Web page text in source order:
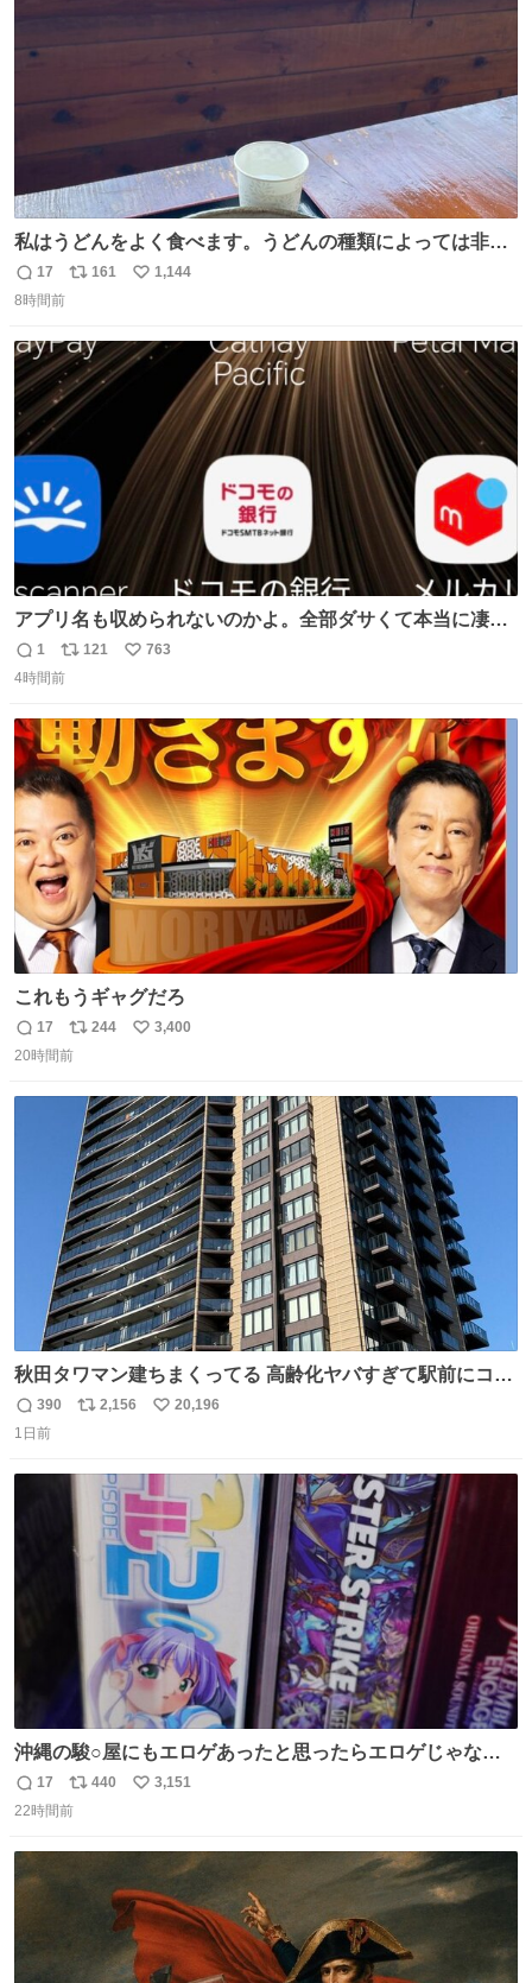
私はうどんをよく食べます。うどんの種類によっては非常
食にもなります。生うどんは消費期限が短く、冷凍うどん
は長持ちする代わりに停電に弱いので、乾麺タイプのうど
ファ化米や缶詰など、色々な非常食がありますが、うどん
もいかがでしょうか？
返
信
17
リ
ト
数
161
い
数
1,144
8時間前
アプリ名も収められないのかよ。全部ダサくて本当に凄
い。 https://t.co/LemyLGyVkR
返
信
1
リ
ポ
ト
数
121
い
数
763
4時間前
これもうギャグだろ
返
信
17
リ
ポ
ト
数
244
い
数
3,400
20時間前
秋田タワマン建ちまくってる 高齢化ヤバすぎて駅前にコン
パクトシティつくって高齢者を住ませる考えらしい 病院も
全部駅前にある
返
信
390
リ
2,156
い
数
20,196
1日前
沖縄の駿○屋にもエロゲあったと思ったらエロゲじゃなか
った
返
信
17
リ
ポ
440
い
3,151
22時間前